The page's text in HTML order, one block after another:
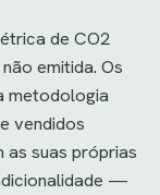
de CO2
emitida. Os
metodologia
vendidos
as suas próprias
—